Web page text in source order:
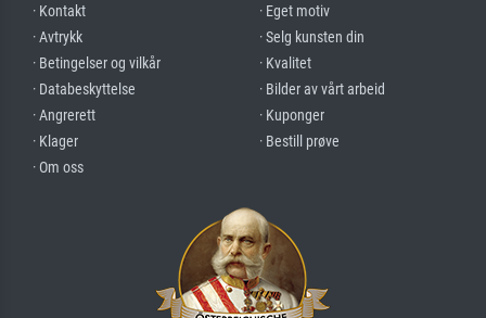
· Kontakt
· Avtrykk
· Betingelser og vilkår
· Databeskyttelse
· Angrerett
· Klager
· Om oss
· Eget motiv
· Selg kunsten din
· Kvalitet
· Bilder av vårt arbeid
· Kuponger
· Bestill prøve